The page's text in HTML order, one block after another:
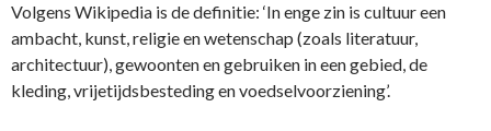
Volgens Wikipedia is de definitie: ‘In enge zin is cultuur een
ambacht, kunst, religie en wetenschap (zoals literatuur,
architectuur), gewoonten en gebruiken in een gebied, de
kleding, vrijetijdsbesteding en voedselvoorziening’.